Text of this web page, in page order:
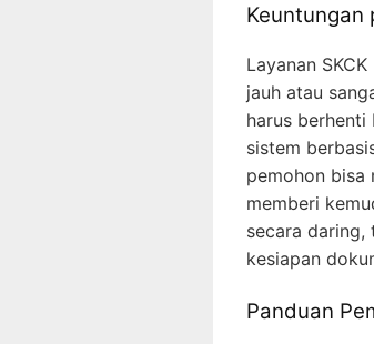
Keuntungan
Layanan
jauh atau
harus berhenti
sistem
pemohon bisa
memberi
secara daring,
kesiapan
Panduan